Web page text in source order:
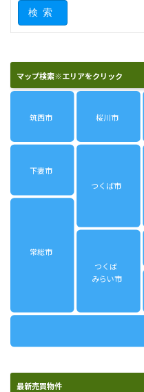
り
検索
マップ検索※エリアをクリック
つくば
みらい市
常総市
つくば市
下妻市
桜川市
筑西市
最新売買物件